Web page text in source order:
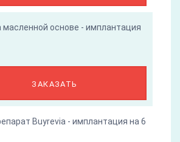
масленной основе - имплантация
ЗАКАЗАТЬ
Buyrevia - имплантация на 6